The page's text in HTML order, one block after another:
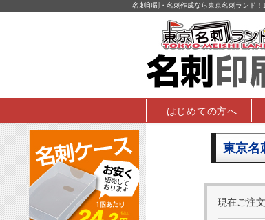
名刺印刷・名刺作成なら東京名刺ランド
はじめての方へ
東京名
現在ご注